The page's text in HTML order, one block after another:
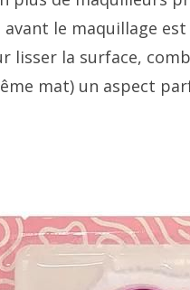
avant le maquillage
lisser la surface,
mat) un aspect